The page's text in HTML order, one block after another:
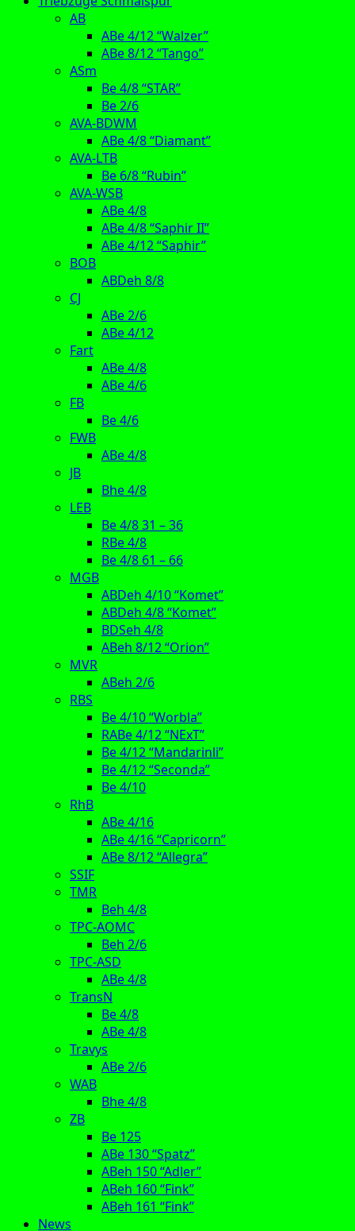
AB
ABe 4/12 “Walzer”
ABe 8/12 “Tango”
ASm
Be 4/8 “STAR”
Be 2/6
AVA-BDWM
ABe 4/8 “Diamant”
AVA-LTB
Be 6/8 “Rubin”
AVA-WSB
ABe 4/8
ABe 4/8 “Saphir II”
ABe 4/12 “Saphir”
BOB
ABDeh 8/8
CJ
ABe 2/6
ABe 4/12
Fart
ABe 4/8
ABe 4/6
FB
Be 4/6
FWB
ABe 4/8
JB
Bhe 4/8
LEB
Be 4/8 31 – 36
RBe 4/8
Be 4/8 61 – 66
MGB
ABDeh 4/10 “Komet”
ABDeh 4/8 “Komet”
BDSeh 4/8
ABeh 8/12 “Orion”
MVR
ABeh 2/6
RBS
Be 4/10 “Worbla”
RABe 4/12 “NExT”
Be 4/12 “Mandarinli”
Be 4/12 “Seconda”
Be 4/10
RhB
ABe 4/16
ABe 4/16 “Capricorn”
ABe 8/12 “Allegra”
SSIF
TMR
Beh 4/8
TPC-AOMC
Beh 2/6
TPC-ASD
ABe 4/8
TransN
Be 4/8
ABe 4/8
Travys
ABe 2/6
WAB
Bhe 4/8
ZB
Be 125
ABe 130 “Spatz”
ABeh 150 “Adler”
ABeh 160 “Fink”
ABeh 161 “Fink”
News